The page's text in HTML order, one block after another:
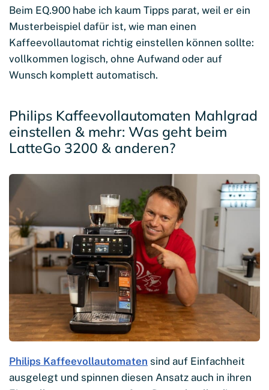
Beim EQ.900 habe ich kaum Tipps parat, weil er ein
Musterbeispiel dafür ist, wie man einen
Kaffeevollautomat richtig einstellen können sollte:
vollkommen logisch, ohne Aufwand oder auf
Wunsch komplett automatisch.
Philips Kaffeevollautomaten Mahlgrad
einstellen & mehr: Was geht beim
LatteGo 3200 & anderen?
Philips Kaffeevollautomaten sind auf Einfachheit
ausgelegt und spinnen diesen Ansatz auch in ihren